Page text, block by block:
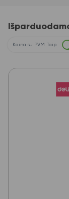
Kaina su PVM Taip